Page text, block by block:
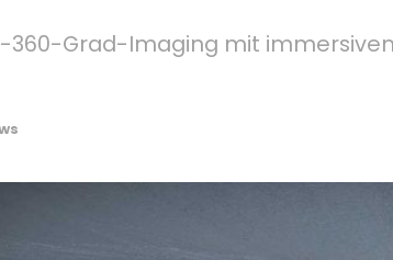
Grad-Imaging mit